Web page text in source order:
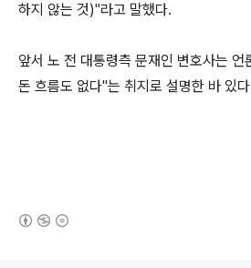
하지 않는 것)"라고 말했다.
앞서 노 전 대통령측 문재인 변호사는 언
돈 흐름도 없다"는 취지로 설명한 바 있